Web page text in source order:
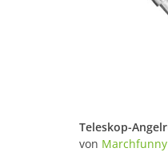
von Marchfunny